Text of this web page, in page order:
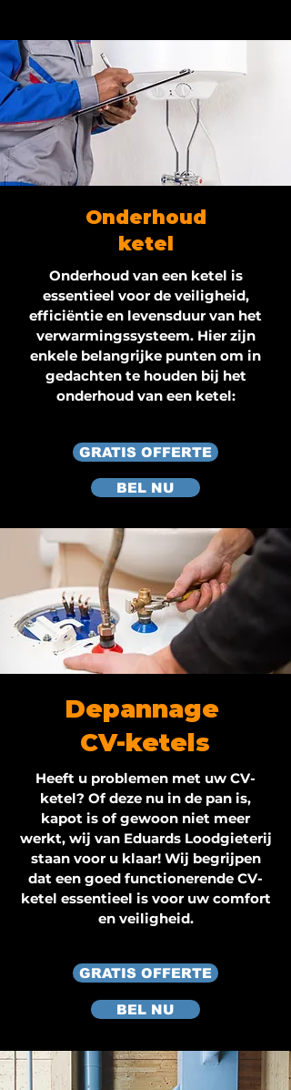
Onderhoud
ketel
Onderhoud van een ketel is
essentieel voor de veiligheid,
efficiëntie en levensduur van het
verwarmingssysteem. Hier zijn
enkele belangrijke punten om in
gedachten te houden bij het
onderhoud van een ketel:
GRATIS OFFERTE
BEL NU
Depannage
CV-ketels
Heeft u problemen met uw CV-
ketel? Of deze nu in de pan is,
kapot is of gewoon niet meer
werkt, wij van Eduards Loodgieterij
staan voor u klaar! Wij begrijpen
dat een goed functionerende CV-
ketel essentieel is voor uw comfort
en veiligheid.
GRATIS OFFERTE
BEL NU